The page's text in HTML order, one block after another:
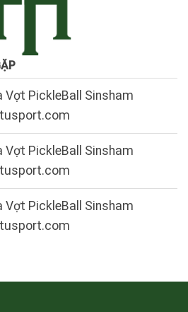
Vợt PickleBall Sinsham
Vợt PickleBall Sinsham
Vợt PickleBall Sinsham